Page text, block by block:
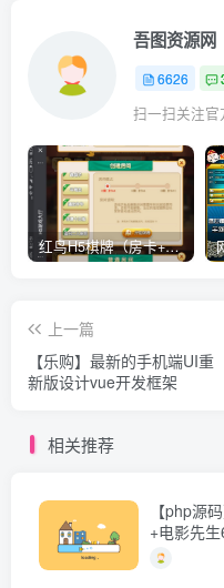
吾图资源网
6626
红鸟H5棋牌（房卡+金币）全套双模式游戏源码
上一篇
【乐购】最新的手机端UI重
新版设计vue开发框架
相关推荐
【php源
+电影先